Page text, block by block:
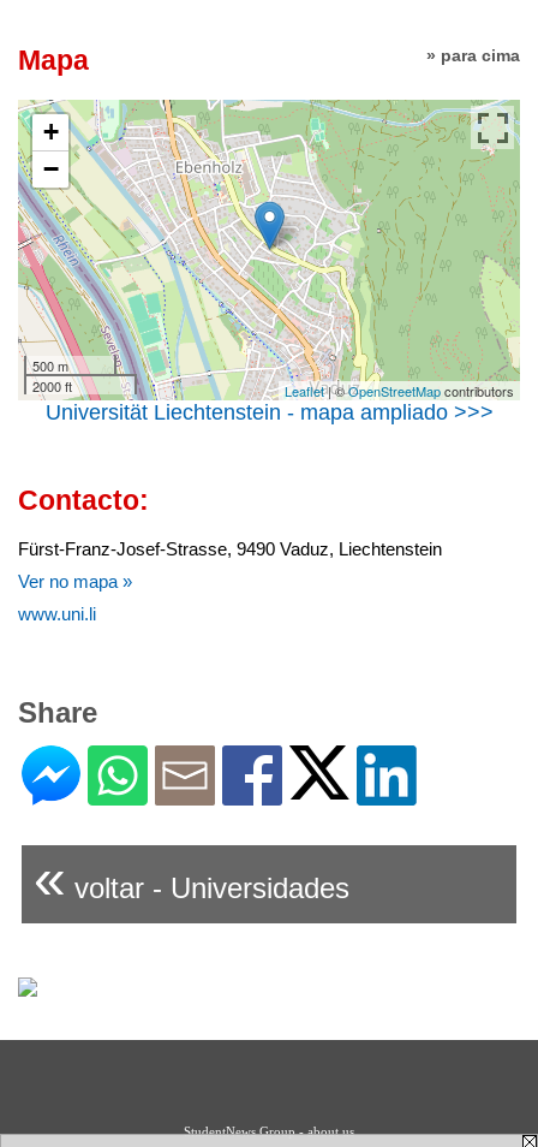
» para cima
Mapa
+
−
500 m
2000 ft
Leaflet| ©OpenStreetMapcontributors
Universität Liechtenstein - mapa ampliado >>>
Contacto:
Fürst-Franz-Josef-Strasse, 9490 Vaduz, Liechtenstein
Ver no mapa »
www.uni.li
Share
« voltar - Universidades
StudentNews Group - about us